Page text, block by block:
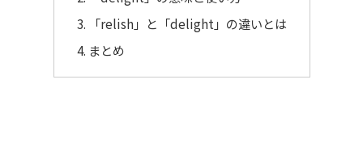
「relish」と「delight」の違いとは
まとめ